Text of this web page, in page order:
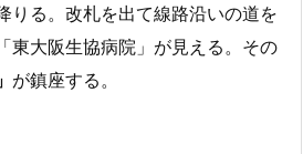
りる。改札を出て線路沿いの道を
東大阪生協病院」が見える。その
が鎮座する。